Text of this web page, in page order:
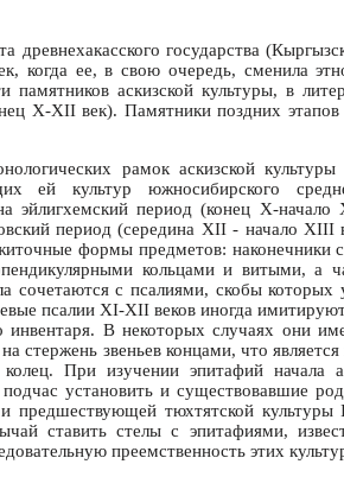
древнехакасского государства
когда ее, в свою очередь, сменила
памятников аскизской культуры, в
X-XII век). Памятники поздних этапов
рамок аскизской
ей культур южносибирского
эйлигхемский период (конец X-начало
период (середина XII - начало XIII
формы предметов: наконечники
кольцами и витыми, а
сочетаются с псалиями, скобы
псалии XI-XII веков иногда
инвентаря. В некоторых случаях они
стержень звеньев концами, что
При изучении эпитафий начала
установить и существовавшие
предшествующей тюхтятской
ставить стелы с эпитафиями,
преемственность этих